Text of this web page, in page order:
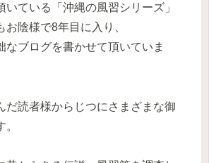
ている「沖縄の風習シリーズ」
お陰様で8年目に入り、
なブログを書かせて頂いていま
だ読者様からじつにさまざまな御